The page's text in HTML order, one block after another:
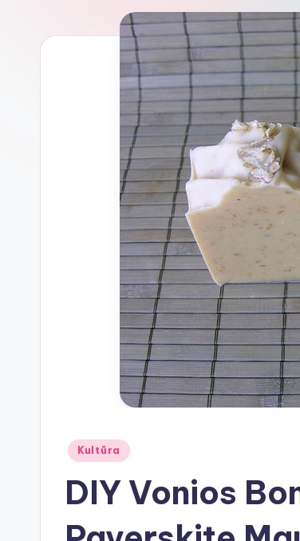
Posted
Kultūra
DIY Vonios